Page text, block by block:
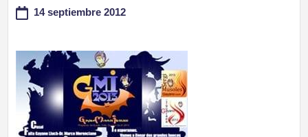
14 septiembre 2012